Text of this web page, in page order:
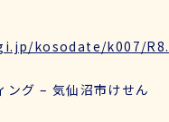
kosodate/k007/
グ – 気仙沼市けせん